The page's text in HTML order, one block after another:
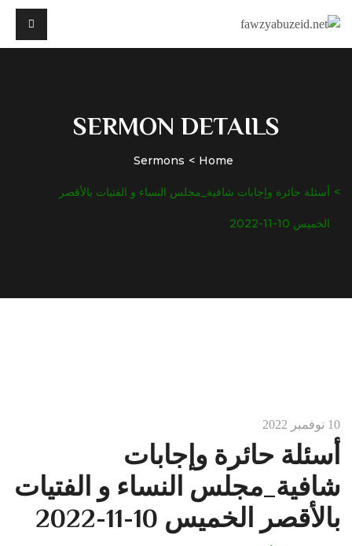
SERMON DETAILS
Home
Sermons
أسئلة حائرة وإجابات شافية_مجلس النساء و الفتيات بالأقصر
الخميس 10-11-2022
10 نوفمبر 2022
أسئلة حائرة وإجابات
شافية_مجلس النساء و الفتيات
بالأقصر الخميس 10-11-2022